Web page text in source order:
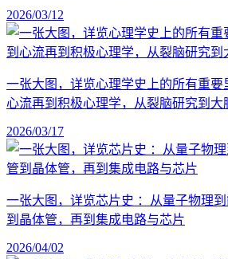
2026/03/12
一张大图，详览心理学史上的所有重要
心流再到积极心理学，从裂脑研究到大
2026/03/17
一张大图，详览芯片史 ：从量子物理
到晶体管，再到集成电路与芯片
2026/04/02